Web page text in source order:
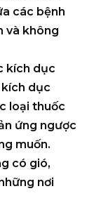
các bệnh
và không
kích dục
dục
loại thuốc
ứng ngược
muốn.
có gió,
nơi